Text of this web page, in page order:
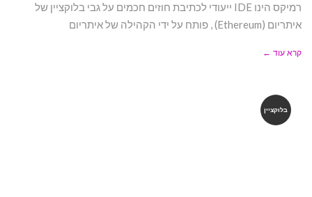
רמיקס הינו IDE ייעודי לכתיבת חוזים חכמים על גבי בלוקציין של
איתריום (Ethereum) , פותח על ידי הקהילה של איתריום
קרא עוד ←
בלוקציין